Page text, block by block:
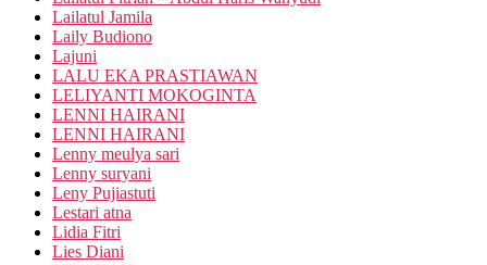
Lailatul Jamila
Laily Budiono
Lajuni
LALU EKA PRASTIAWAN
LELIYANTI MOKOGINTA
LENNI HAIRANI
LENNI HAIRANI
Lenny meulya sari
Lenny suryani
Leny Pujiastuti
Lestari atna
Lidia Fitri
Lies Diani